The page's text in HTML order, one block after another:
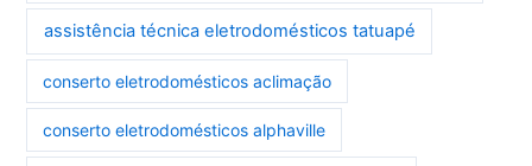
assistência técnica eletrodomésticos tatuapé
conserto eletrodomésticos aclimação
conserto eletrodomésticos alphaville